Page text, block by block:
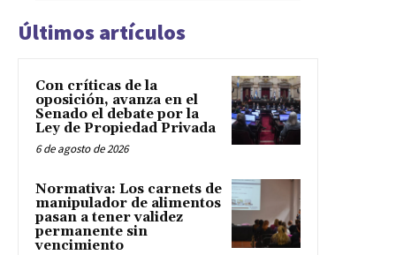
Últimos artículos
Con críticas de la
oposición, avanza en el
Senado el debate por la
Ley de Propiedad Privada
6 de agosto de 2026
Normativa: Los carnets de
manipulador de alimentos
pasan a tener validez
permanente sin
vencimiento